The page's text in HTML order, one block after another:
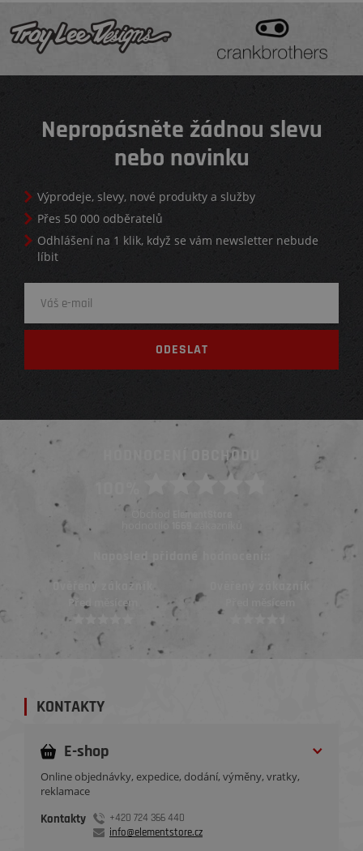
Nepropásněte žádnou slevu
nebo novinku
Výprodeje, slevy, nové produkty a služby
Přes 50 000 odběratelů
Odhlášení na 1 klik, když se vám newsletter nebude
líbit
HODNOCENÍ OBCHODU
Obchod ElementStore
hodnotilo
Naposled přidané hodnocení::
Ověřený zákazník
Před měsícem
KONTAKTY
E-shop
Online objednávky, expedice, dodání, výměny, vratky,
reklamace
Kontakty
+420 724 366 440
info@elementstore.cz